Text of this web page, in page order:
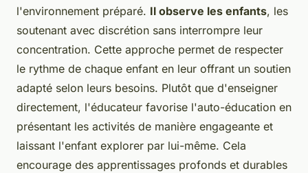
l'environnement préparé. Il observe les enfants, les
soutenant avec discrétion sans interrompre leur
concentration. Cette approche permet de respecter
le rythme de chaque enfant en leur offrant un soutien
adapté selon leurs besoins. Plutôt que d'enseigner
directement, l'éducateur favorise l'auto-éducation en
présentant les activités de manière engageante et
laissant l'enfant explorer par lui-même. Cela
encourage des apprentissages profonds et durables